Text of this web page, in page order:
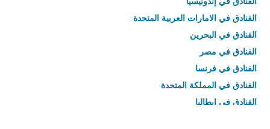
الفنادق في الامارات العربية المتحدة
الفنادق في البحرين
الفنادق في مصر
الفنادق في فرنسا
الفنادق في المملكة المتحدة
الفنادق في إيطاليا